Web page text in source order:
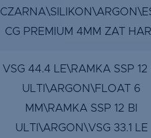
CG PREMIUM 4MM ZAT
VSG 44.4 LE\RAMKA SSP 12
ULTI\ARGON\FLOAT 6
MM\RAMKA SSP 12 BI
ULTI\ARGON\VSG 33.1 LE